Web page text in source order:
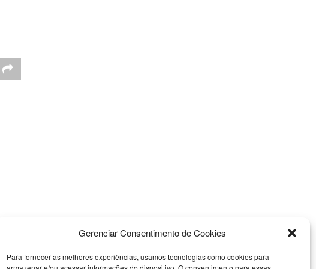
Gerenciar Consentimento de Cookies
Para fornecer as melhores experiências, usamos tecnologias como cookies para